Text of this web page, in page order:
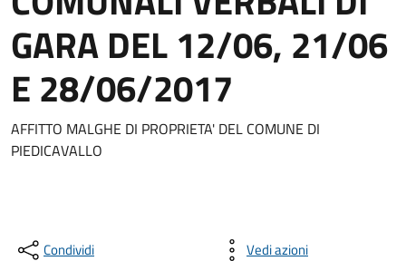
GARA DEL 12/06, 21/06
E 28/06/2017
AFFITTO MALGHE DI PROPRIETA' DEL COMUNE DI
PIEDICAVALLO
Condividi Vedi azioni